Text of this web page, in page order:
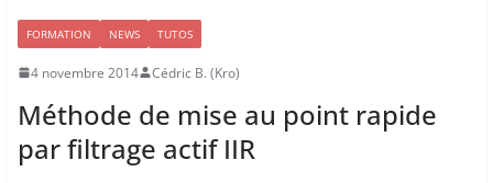
FORMATION NEWS TUTOS
4 novembre 2014 Cédric B. (Kro)
Méthode de mise au point rapide
par filtrage actif IIR